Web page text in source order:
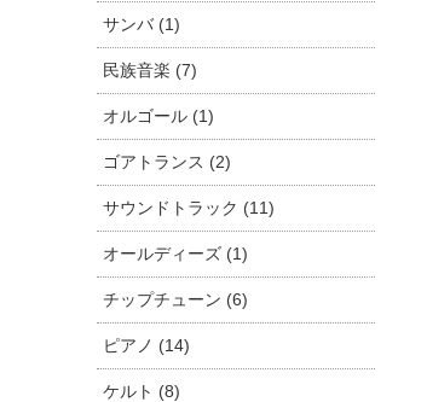
サンバ (1)
民族音楽 (7)
オルゴール (1)
ゴアトランス (2)
サウンドトラック (11)
オールディーズ (1)
チップチューン (6)
ピアノ (14)
ケルト (8)